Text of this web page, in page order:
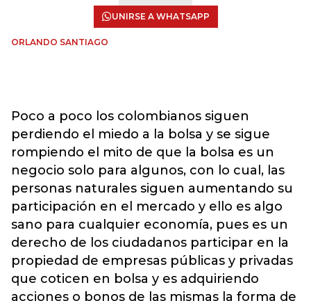
UNIRSE A WHATSAPP
ORLANDO SANTIAGO
Poco a poco los colombianos siguen
perdiendo el miedo a la bolsa y se sigue
rompiendo el mito de que la bolsa es un
negocio solo para algunos, con lo cual, las
personas naturales siguen aumentando su
participación en el mercado y ello es algo
sano para cualquier economía, pues es un
derecho de los ciudadanos participar en la
propiedad de empresas públicas y privadas
que coticen en bolsa y es adquiriendo
acciones o bonos de las mismas la forma de